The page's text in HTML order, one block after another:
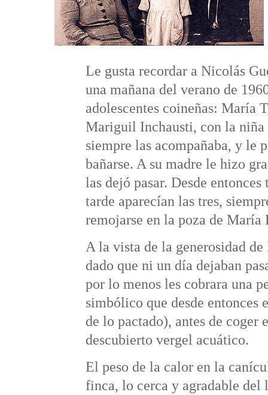
Le gusta recordar a Nicolás
una mañana del verano de
adolescentes coineñas: María
Mariguil Inchausti, con la
siempre las acompañaba, y le
bañarse. A su madre le hizo
las dejó pasar. Desde
tarde aparecían las tres,
remojarse en la poza de María
A la vista de la generosidad
dado que ni un día dejaban
por lo menos les cobrara una
simbólico que desde
de lo pactado), antes de
descubierto vergel acuático.
El peso de la calor en la
finca, lo cerca y agradable